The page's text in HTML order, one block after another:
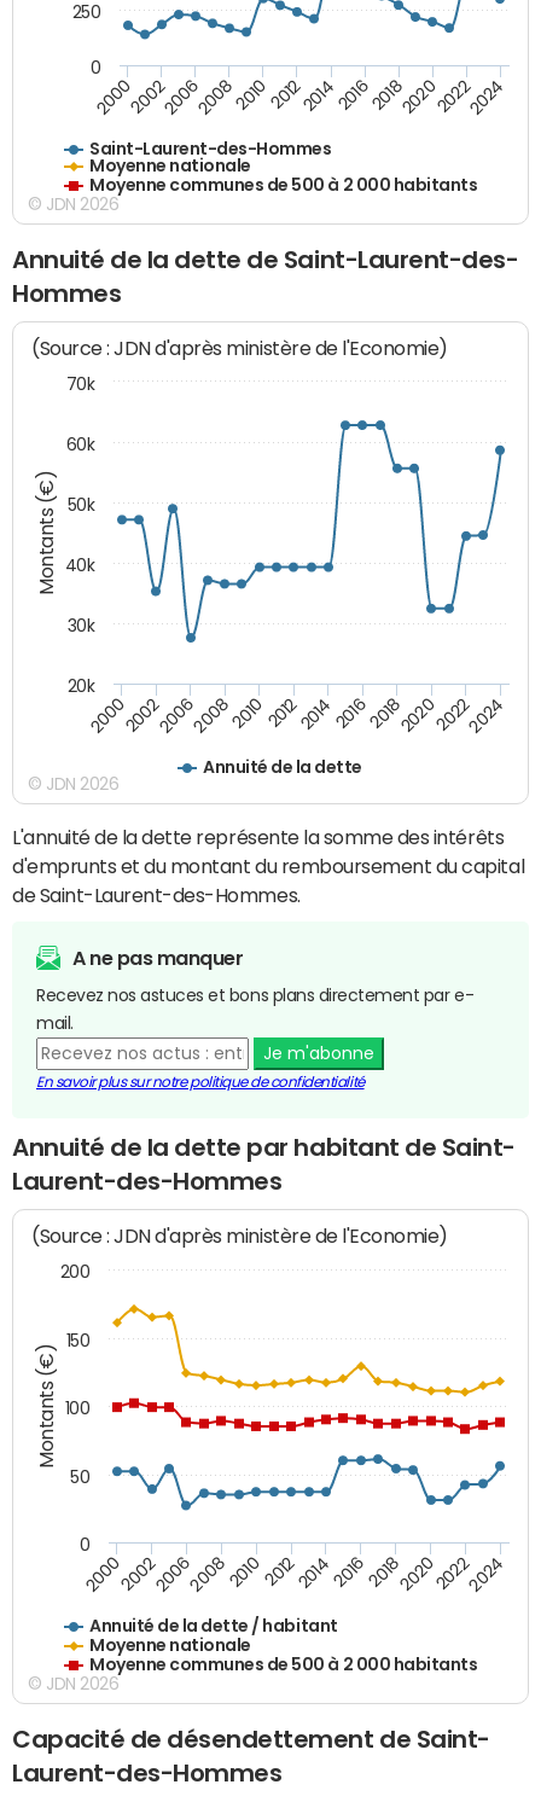
Saint-Laurent-des-Hommes
Moyenne nationale
Moyenne communes de 500 à 2 000 habitants
200020022006200820102012201420162018202020222024
0
250
© JDN 2026
Annuité de la dette de Saint-Laurent-des-
Hommes
Montants (€)
(Source : JDN d'après ministère de l'Economie)
Annuité de la dette
20002002200620082010 2012201420162018202020222024
20k
30k
40k
50k
60k
70k
© JDN 2026
L'annuité de la dette représente la somme des intérêts
d'emprunts et du montant du remboursement du capital
de Saint-Laurent-des-Hommes.
A ne pas manquer
Recevez nos astuces et bons plans directement par e-
mail.
Je m'abonne
En savoir plus sur notre politique de confidentialité
Annuité de la dette par habitant de Saint-
Laurent-des-Hommes
Montants (€)
(Source : JDN d'après ministère de l'Economie)
Annuité de la dette / habitant
Moyenne nationale
Moyenne communes de 500 à 2 000 habitants
200020022006200820102012201420162018202020222024
0
50
100
150
200
© JDN 2026
Capacité de désendettement de Saint-
Laurent-des-Hommes